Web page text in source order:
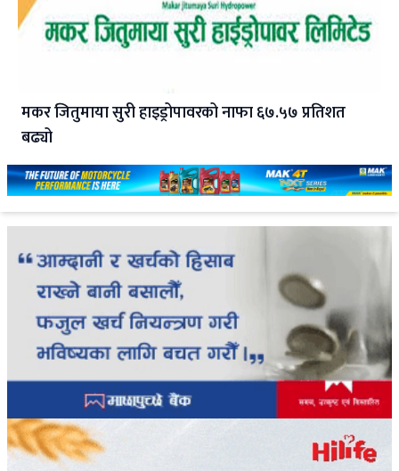
मकर जितुमाया सुरी हाइड्रोपावरको नाफा ६७.५७ प्रतिशत
बढ्यो